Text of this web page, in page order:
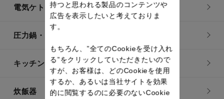
電気ケトル
圧力鍋・電気圧力鍋
キッチン用品
炊飯器
持つと思われる製品のコンテンツや
広告を表示したいと考えておりま
す。
もちろん、”全てのCookieを受け入れ
る”をクリックしていただきたいので
すが、お客様は、どのCookieを使用
するか、あるいは当社サイトを効果
的に閲覧するのに必要のないCookie